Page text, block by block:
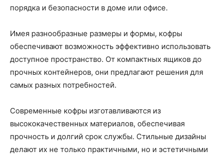
порядка и безопасности в доме или офисе.
Имея разнообразные размеры и формы, кофры
обеспечивают возможность эффективно использовать
доступное пространство. От компактных ящиков до
прочных контейнеров, они предлагают решения для
самых разных потребностей.
Современные кофры изготавливаются из
высококачественных материалов, обеспечивая
прочность и долгий срок службы. Стильные дизайны
делают их не только практичными, но и эстетичными